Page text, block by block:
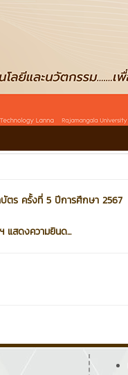
ตร ครั้งที่ 5 ปีการศึกษา 2567
สดงความยินด...